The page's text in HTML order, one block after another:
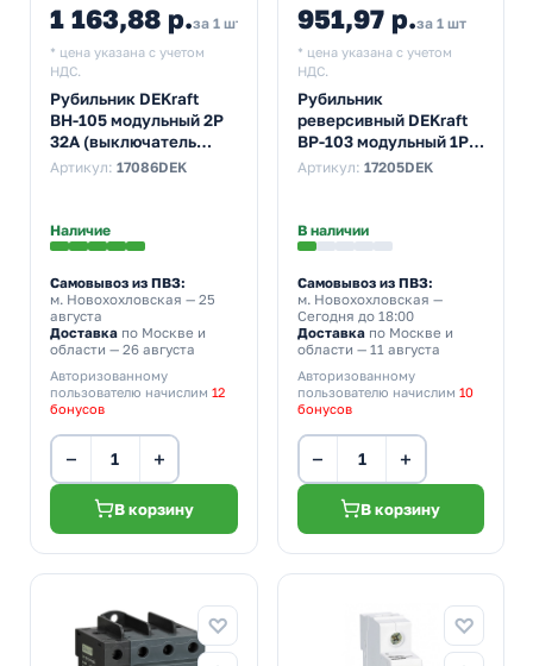
1 163,88 р.за 1 шт
* цена указана с учетом
НДС.
Рубильник DEKraft
ВН-105 модульный 2P
32А (выключатель
нагрузки)
Артикул: 17086DEK
Наличие
Самовывоз из ПВЗ:
м. Новохохловская — 25
августа
Доставка по Москве и
области — 26 августа
Авторизованному
пользователю начислим 12
бонусов
− +
В корзину
951,97 р.за 1 шт
* цена указана с учетом
НДС.
Рубильник
реверсивный DEKraft
ВР-103 модульный 1P
50А трехпозиционный
Артикул: 17205DEK
В наличии
Самовывоз из ПВЗ:
м. Новохохловская —
Сегодня до 18:00
Доставкапо Москве и
области — 11 августа
Авторизованному
пользователю начислим 10
бонусов
− +
В корзину